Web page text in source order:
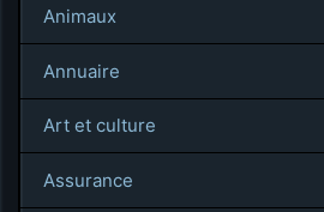
Animaux
Annuaire
Art et culture
Assurance